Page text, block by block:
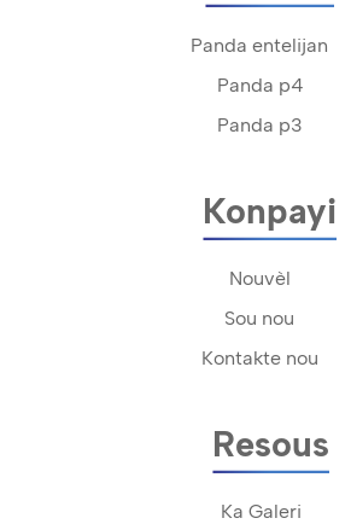
Panda entelijan
Panda p4
Panda p3
Konpayi
Nouvèl
Sou nou
Kontakte nou
Resous
Ka Galeri